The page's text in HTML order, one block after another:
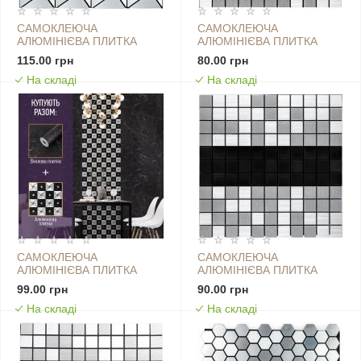
САМОКЛЕЮЧА
АЛЮМІНІЄВА ПЛИТКА
300Х300Х3ММ СРІБЛО ЗІ
СТРАЗАМИ SW-00001325
115.00 грн
На складі
САМОКЛЕЮЧА
АЛЮМІНІЄВА ПЛИТКА
300Х300Х3ММ СРІБНА ІЗ
ЗОЛОТОМ МОЗАЇКА SW-
00001826
80.00 грн
На складі
САМОКЛЕЮЧА
АЛЮМІНІЄВА ПЛИТКА
300Х300Х3ММ СРІБНА ІЗ
ЗОЛОТОМ ШАХІВНИЦЯ
SW-00001827
99.00 грн
На складі
САМОКЛЕЮЧА
АЛЮМІНІЄВА ПЛИТКА
300Х300Х3ММ СРІБНА ІЗ
ЧОРНИМ МОЗАЇКА SW-
00001825
90.00 грн
На складі